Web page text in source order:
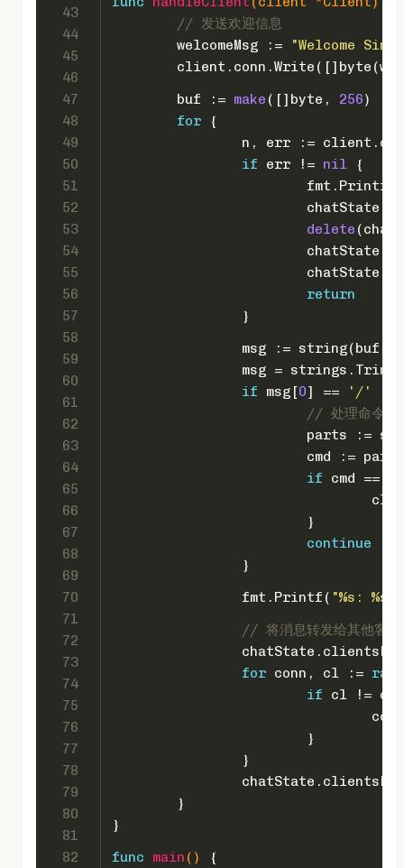
43
44
45
46
47
48
49
50
51
52
53
54
55
56
57
58
59
60
61
62
63
64
65
66
67
68
69
70
71
72
73
74
75
76
77
78
79
80
81
82
// 发送欢迎信息
	welcomeMsg :=
"Welcome
	client.conn.Write([]
byte
	buf :=
make ([] byte , 256)
for {
n, err :=
if err != nil {
			fmt.Printf(
delete
return
		}
		msg :=
string
msg =
if msg[0] == '/'
// 处理命令
parts :=
cmd :=
if cmd ==
			}
continue
		}
		fmt.Printf(
"%s:
// 将消息转发给其他客户
for conn, cl :=
if cl !=
			}
		}
	}
}
func
main ()
{